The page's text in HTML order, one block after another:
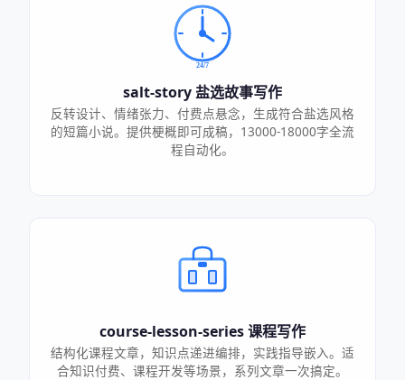
salt-story 盐选故事写作
反转设计、情绪张力、付费点悬念，生成符合盐选风格
的短篇小说。提供梗概即可成稿，13000-18000字全流
程自动化。
course-lesson-series 课程写作
结构化课程文章，知识点递进编排，实践指导嵌入。适
合知识付费、课程开发等场景，系列文章一次搞定。